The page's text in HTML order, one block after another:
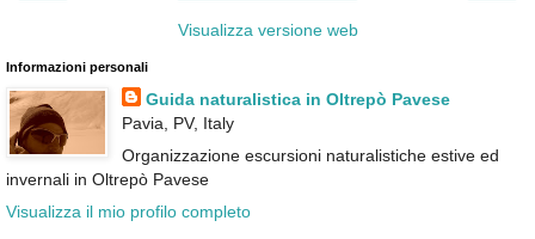
Visualizza versione web
Informazioni personali
Guida naturalistica in Oltrepò Pavese
Pavia, PV, Italy
Organizzazione escursioni naturalistiche estive ed
invernali in Oltrepò Pavese
Visualizza il mio profilo completo